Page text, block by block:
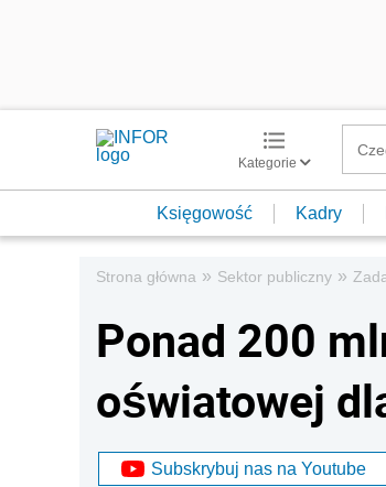
Kategorie
Księgowość Kadry
Strona główna » Sektor publiczny »
Ponad 200
oświatowej
Subskrybuj nas na Youtube